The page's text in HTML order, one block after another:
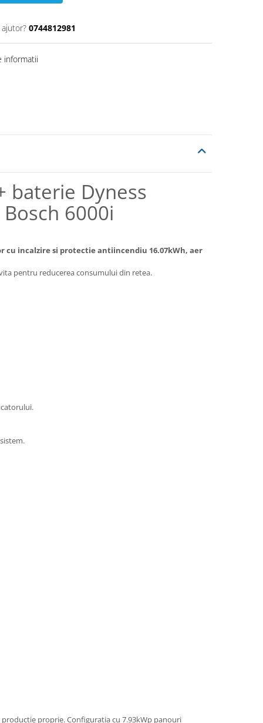
0744812981
informatii
baterie Dyness
6000i
cu incalzire si protectie antiincendiu 16.07kWh, aer
pentru reducerea consumului din retea.
proprie. Configuratia cu 7.93kWp panouri